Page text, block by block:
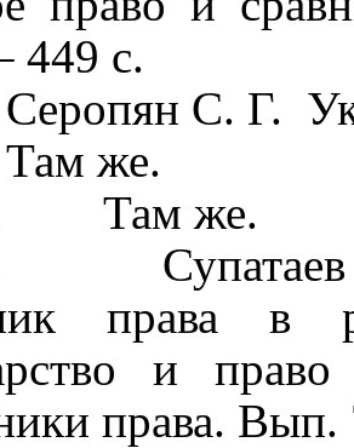
449 с.
Серопян С. Г.
Там же.
Там же.
права в
и
права.